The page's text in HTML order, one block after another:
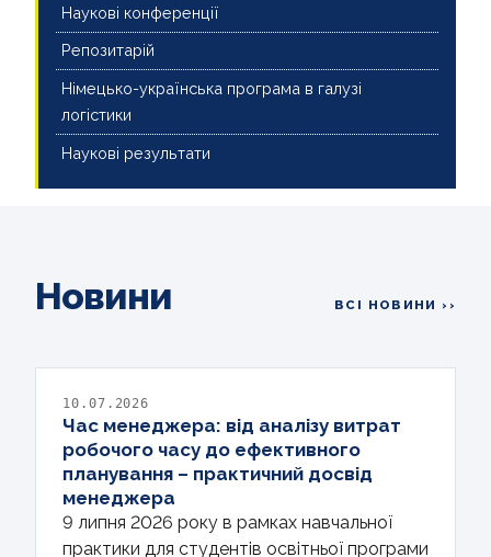
Наукові конференції
Репозитарій
Німецько-українська програма в галузі
логістики
Наукові результати
Новини ВСІ НОВИНИ ››
10.07.2026
Час менеджера: від аналізу витрат
робочого часу до ефективного
планування – практичний досвід
менеджера
9 липня 2026 року в рамках навчальної
практики для студентів освітньої програми